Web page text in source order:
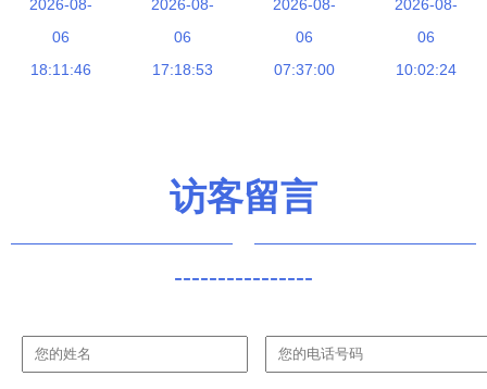
第二讲回顾
软件开发生
态与工具链
2026-08-
06
18:11:46
理软件系统
开发方案
2026-08-
06
17:18:53
发行业迎风
起飞，多领
域蕴藏巨大
2026-08-
06
07:37:00
Vue.js与
UniApp的
SaaS模式
2026-08-
06
10:02:24
访客留言
----------------